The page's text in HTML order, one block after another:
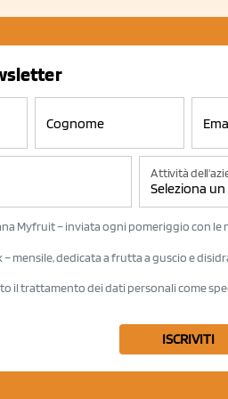
Attività
Myfruit – inviata ogni pomeriggio con le
– mensile, dedicata a frutta a guscio e
il trattamento dei dati personali come
ISCRIVITI